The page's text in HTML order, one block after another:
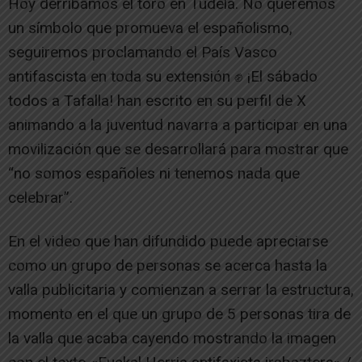
un símbolo que promueva el españolismo,
seguiremos proclamando el País Vasco
antifascista en toda su extensión ✊ ¡El sábado
todos a Tafalla! han escrito en su perfil de X
animando a la juventud navarra a participar en una
movilización que se desarrollará para mostrar que
“no somos españoles ni tenemos nada que
celebrar”.
En el video que han difundido puede apreciarse
como un grupo de personas se acerca hasta la
valla publicitaria y comienzan a serrar la estructura,
momento en el que un grupo de 5 personas tira de
la valla que acaba cayendo mostrando la imagen